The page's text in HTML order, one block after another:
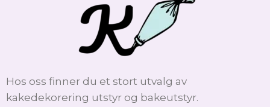
Hos oss finner du et stort utvalg av
kakedekorering utstyr og bakeutstyr.